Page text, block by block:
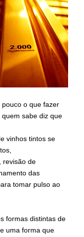
o que fazer
sabe diz que
vinhos tintos se
revisão de
das
tomar pulso ao
formas distintas de
uma forma que